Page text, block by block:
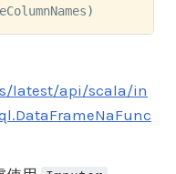
)
latest/api/scala/in